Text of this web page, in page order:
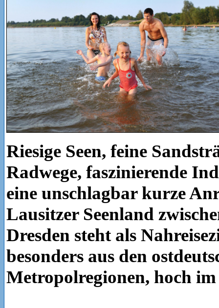
Riesige Seen, feine
Radwege, faszinierende
eine unschlagbar kurze
Lausitzer Seenland
Dresden steht als
besonders aus den
Metropolregionen, hoch